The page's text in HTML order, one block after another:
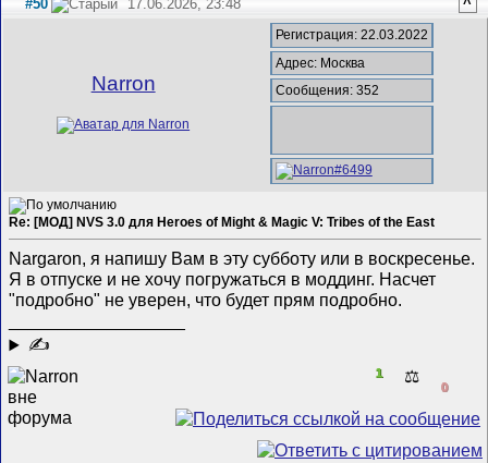
#50 17.06.2026, 23:48 ^
Narron
Регистрация: 22.03.2022
Адрес: Москва
Сообщения: 352
Re: [МОД] NVS 3.0 для Heroes of Might & Magic V: Tribes of the East
Nargaron, я напишу Вам в эту субботу или в воскресенье.
Я в отпуске и не хочу погружаться в моддинг. Насчет
"подробно" не уверен, что будет прям подробно.
✍
1 ⚖️
0